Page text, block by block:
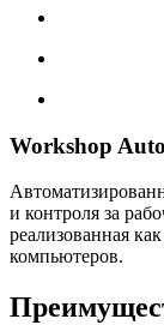
Workshop
и контроля за
реализованная
компьютеров.